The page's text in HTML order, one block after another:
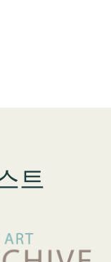
트